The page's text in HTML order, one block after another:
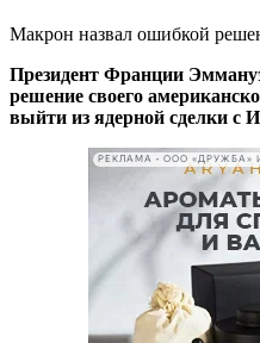
Макрон назвал ошибкой
Президент Франции
решение своего
выйти из ядерной сделки с
РЕКЛАМА • ООО «ДРУЖБА»